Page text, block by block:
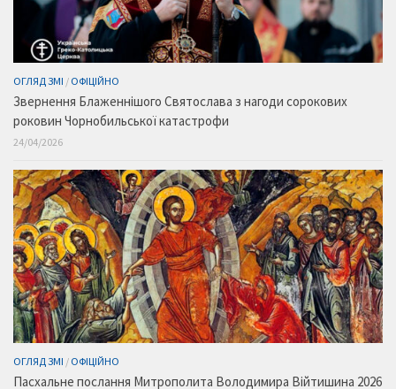
ОГЛЯД ЗМІ / ОФІЦІЙНО
Звернення Блаженнішого Святослава з нагоди сорокових
роковин Чорнобильської катастрофи
24/04/2026
ОГЛЯД ЗМІ / ОФІЦІЙНО
Пасхальне послання Митрополита Володимира Війтишина 2026